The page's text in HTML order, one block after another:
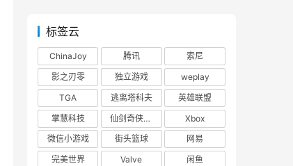
标签云
ChinaJoy 腾讯
索尼
影之刃零
独立游戏
weplay
TGA
逃离塔科夫
英雄联盟
掌慧科技
仙剑奇侠传四
Xbox
微信小游戏
街头篮球
网易
完美世界
Valve
闲鱼